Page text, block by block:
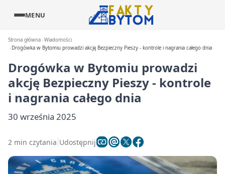
MENU
Strona główna Wiadomości
Drogówka w Bytomiu prowadzi akcję Bezpieczny Pieszy - kontrole i nagrania całego dnia
Drogówka w Bytomiu prowadzi
akcję Bezpieczny Pieszy - kontrole
i nagrania całego dnia
30 września 2025
2 min czytania Udostępnij